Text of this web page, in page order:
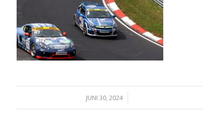
JUNI 30, 2024
/